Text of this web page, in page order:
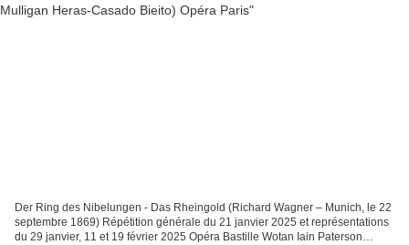
Der Ring des Nibelungen - Das Rheingold (Richard Wagner – Munich, le 22
septembre 1869) Répétition générale du 21 janvier 2025 et représentations
du 29 janvier, 11 et 19 février 2025 Opéra Bastille Wotan Iain Paterson